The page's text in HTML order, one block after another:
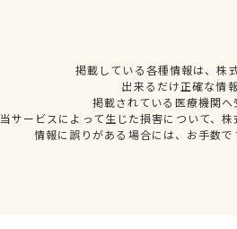
掲載している各種情報は、株
出来るだけ正確な情
掲載されている医療機関
当サービスによって生じた損害について、
情報に誤りがある場合には、お手数